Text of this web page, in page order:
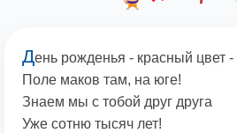
День рожденья - красный цвет -
Поле маков там, на юге!
Знаем мы с тобой друг друга
Уже сотню тысяч лет!